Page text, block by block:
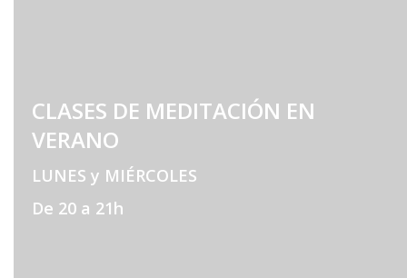
CLASES DE MEDITACIÓN EN
VERANO
LUNES y MIÉRCOLES
De 20 a 21h